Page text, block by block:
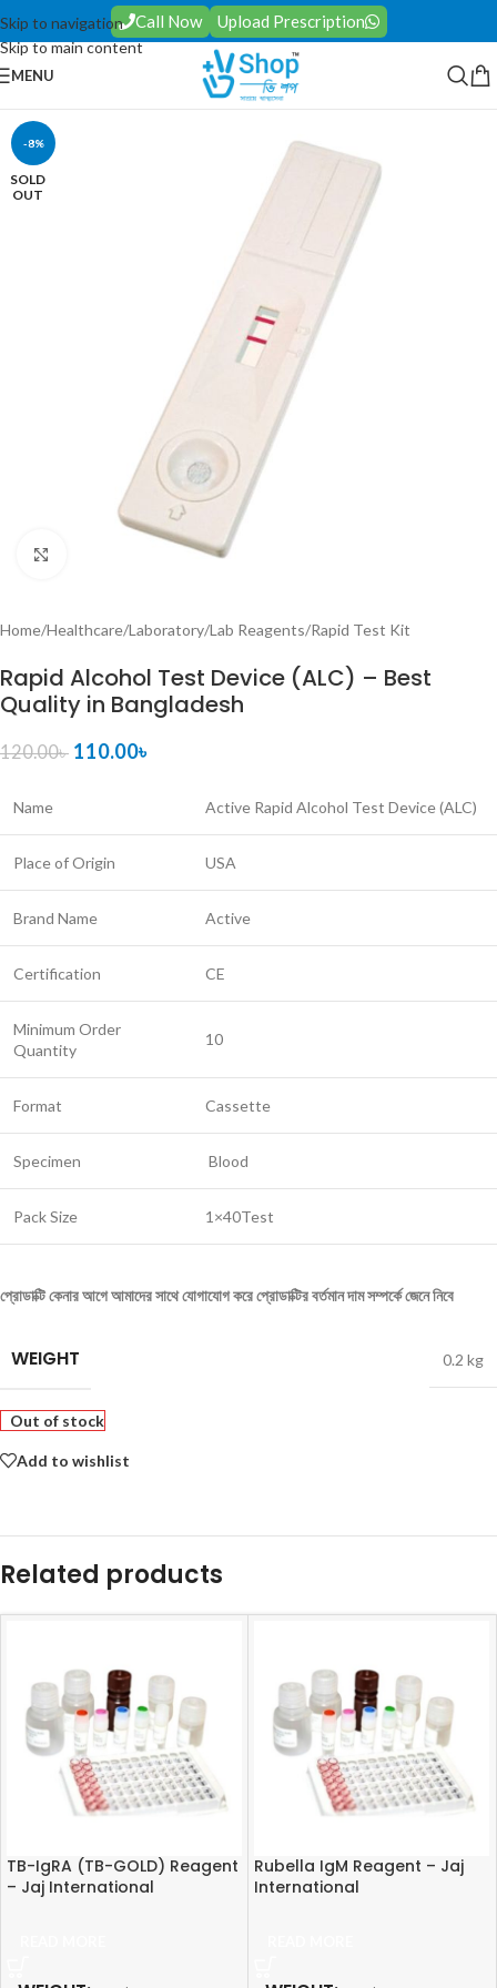
Skip to navigation
Skip to main content
Call Now Upload Prescription
MENU
-8%
SOLD
OUT
Home/Healthcare/Laboratory/Lab Reagents/Rapid Test Kit
Rapid Alcohol Test Device (ALC) – Best
Quality in Bangladesh
120.00৳ 110.00৳
Name Active Rapid Alcohol Test Device (ALC)
Place of Origin USA
Brand Name Active
Certification CE
Minimum Order
Quantity
10
Format Cassette
Specimen Blood
Pack Size 1×40Test
প্রোডাক্টিকেনারআগেআমাদেরসাথেযোগাযোগকরেপ্রোডাক্টিরবর্তমানদামসম্পর্কেজেনেনিবে
WEIGHT 0.2 kg
Out of stock
Add to wishlist
Related products
TB-IgRA (TB-GOLD) Reagent
– Jaj International
Rubella IgM Reagent – Jaj
International